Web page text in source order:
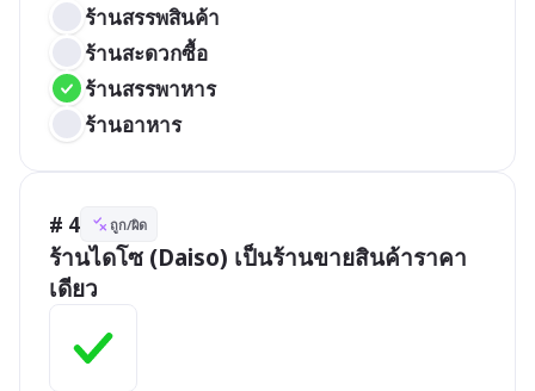
ร้านสรรพสินค้า
ร้านสะดวกซื้อ
ร้านสรรพาหาร
ร้านอาหาร
# 4 ถูก/ผิด
ร้านไดโซ (Daiso) เป็นร้านขายสินค้าราคา
เดียว